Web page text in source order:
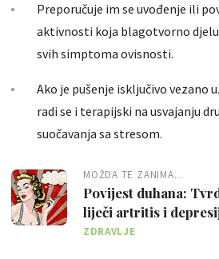
Preporučuje im se uvođenje ili
aktivnosti koja blagotvorno
svih simptoma ovisnosti.
Ako je pušenje isključivo vezano
radi se i terapijski na usvajanju
suočavanja sa stresom.
MOŽDA TE ZANIMA...
Povijest duhana:
liječi artritis i
ZDRAVLJE